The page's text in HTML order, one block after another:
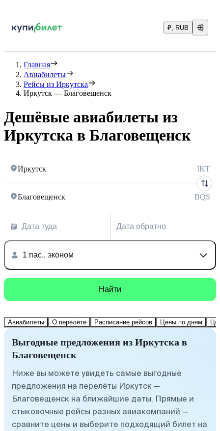
₽, RUB
Главная
Авиабилеты
Рейсы из Иркутска
Иркутск — Благовещенск
Дешёвые авиабилеты из
Иркутска в Благовещенск
Иркутск IKT
Благовещенск BQS
Дата туда Дата обратно
1 пас., эконом
Найти
Авиабилеты О перелёте Расписание рейсов Цены по дням
Выгодные предложения из Иркутска в
Благовещенск
Ниже вы можете увидеть самые выгодные
предложения на перелёты Иркутск —
Благовещенск на ближайшие даты. Прямые и
стыковочные рейсы разных авиакомпаний —
сравните цены и выберите подходящий билет на